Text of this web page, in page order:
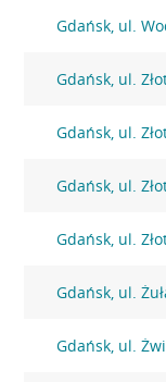
Gdańsk, ul.
Gdańsk, ul.
Gdańsk, ul.
Gdańsk, ul.
Gdańsk, ul.
Gdańsk, ul.
Gdańsk, ul.